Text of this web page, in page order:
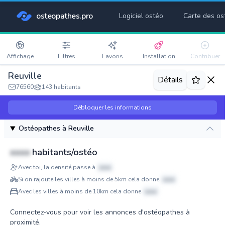
osteopathes.pro Logiciel ostéo Carte des
Affichage Filtres Favoris Installation Contribuer
Reuville
76560 143 habitants
Détails
Débloquer les informations
Ostéopathes à Reuville
xxxx habitants/ostéo
Avec toi, la densité passe à
xxxx
Si on rajoute les villes à moins de 5km cela donne
xxxx
Avec les villes à moins de 10km cela donne
xxxx
Connectez-vous pour voir les annonces d'ostéopathes à
proximité.